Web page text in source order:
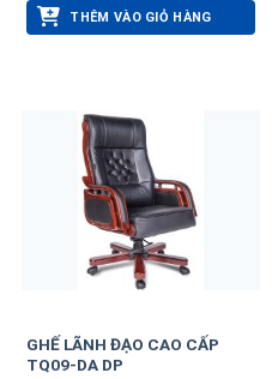
THÊM VÀO GIỎ HÀNG
GHẾ LÃNH ĐẠO CAO CẤP
TQ09-DA DP